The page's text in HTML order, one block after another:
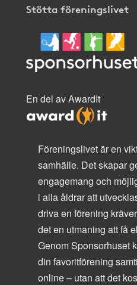
Stötta föreningslivet
En del av AwardIt
Föreningslivet är en
samhälle. Det skapar
engagemang och
i alla åldrar att
driva en förening
det en utmaning att få
Genom Sponsorhuset
din favoritförening
online – utan att det